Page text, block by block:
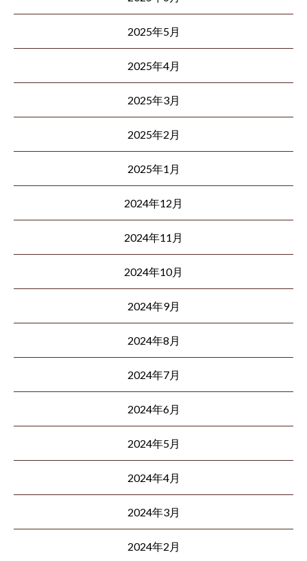
2025年5月
2025年4月
2025年3月
2025年2月
2025年1月
2024年12月
2024年11月
2024年10月
2024年9月
2024年8月
2024年7月
2024年6月
2024年5月
2024年4月
2024年3月
2024年2月